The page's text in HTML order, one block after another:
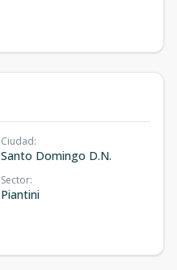
Ciudad:
Santo Domingo D.N.
Sector:
Piantini